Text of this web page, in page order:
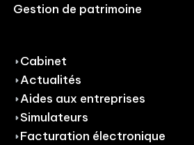
Gestion de patrimoine
Cabinet
Actualités
Aides aux entreprises
Simulateurs
Facturation électronique